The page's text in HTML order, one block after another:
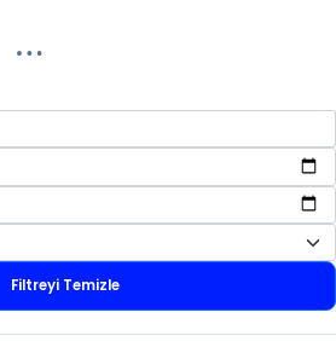
Filtreyi Temizle